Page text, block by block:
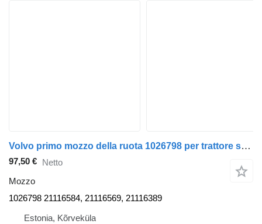
Volvo primo mozzo della ruota 1026798 per trattore stradale Volvo FH13
97,50 € Netto
Mozzo
1026798 21116584, 21116569, 21116389
Estonia, Kõrveküla